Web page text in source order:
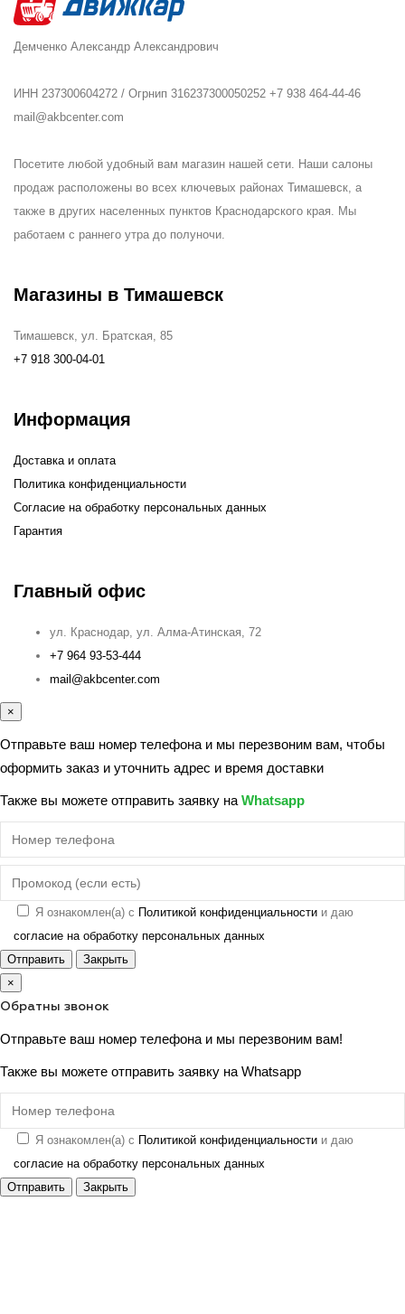
Демченко Александр Александрович
ИНН 237300604272 / Огрнип 316237300050252 +7 938 464-44-46
mail@akbcenter.com
Посетите любой удобный вам магазин нашей сети. Наши салоны
продаж расположены во всех ключевых районах Тимашевск, а
также в других населенных пунктов Краснодарского края. Мы
работаем с раннего утра до полуночи.
Магазины в Тимашевск
Тимашевск, ул. Братская, 85
+7 918 300-04-01
Информация
Доставка и оплата
Политика конфиденциальности
Согласие на обработку персональных данных
Гарантия
Главный офис
ул. Краснодар, ул. Алма-Атинская, 72
+7 964 93-53-444
mail@akbcenter.com
×
Отправьте ваш номер телефона и мы перезвоним вам, чтобы
оформить заказ и уточнить адрес и время доставки
Также вы можете отправить заявку наWhatsapp
Я ознакомлен(а) с Политикой конфиденциальности и даю
согласие на обработку персональных данных
Отправить
Закрыть
×
Обратны звонок
Отправьте ваш номер телефона и мы перезвоним вам!
Также вы можете отправить заявку наWhatsapp
Я ознакомлен(а) с Политикой конфиденциальности и даю
согласие на обработку персональных данных
Отправить
Закрыть